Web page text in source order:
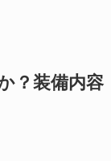
？装備内容